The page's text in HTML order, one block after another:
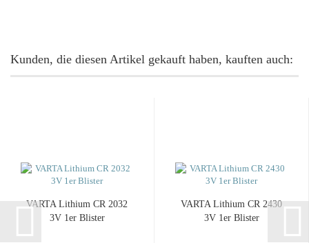
Kunden, die diesen Artikel gekauft haben, kauften auch:
VARTA Lithium CR 2032
3V 1er Blister
VARTA Lithium CR 2430
3V 1er Blister